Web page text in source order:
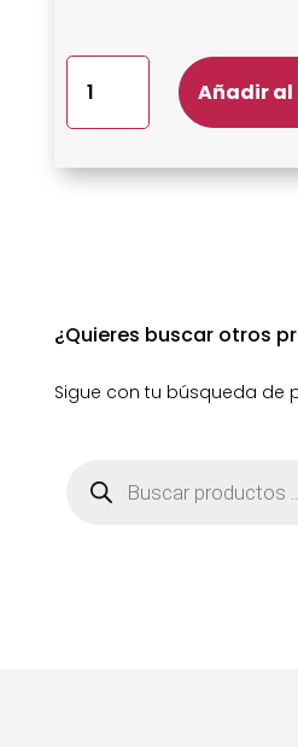
semicurado
El
Pastor
Añadir
¿Quieres buscar otros
Sigue con tu búsqueda de
productos